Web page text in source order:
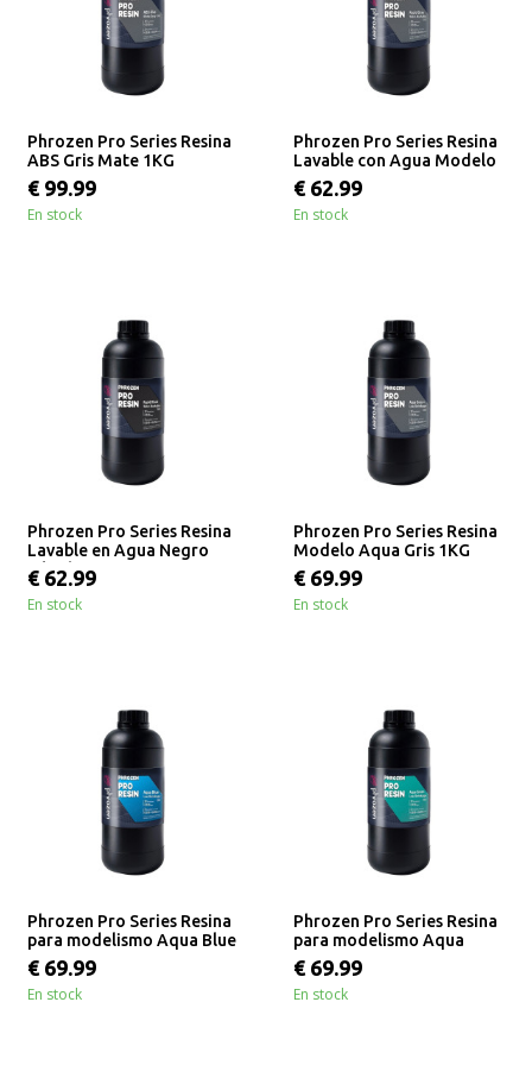
Phrozen Pro Series Resina
ABS Gris Mate 1KG
€ 99.99
En stock
Phrozen Pro Series Resina
Lavable con Agua Modelo
Gris 1KG
€ 62.99
En stock
Phrozen Pro Series Resina
Lavable en Agua Negro
Rápido 1KG
€ 62.99
En stock
Phrozen Pro Series Resina
Modelo Aqua Gris 1KG
€ 69.99
En stock
Phrozen Pro Series Resina
para modelismo Aqua Blue
1KG
€ 69.99
En stock
Phrozen Pro Series Resina
para modelismo Aqua
Green 1KG
€ 69.99
En stock